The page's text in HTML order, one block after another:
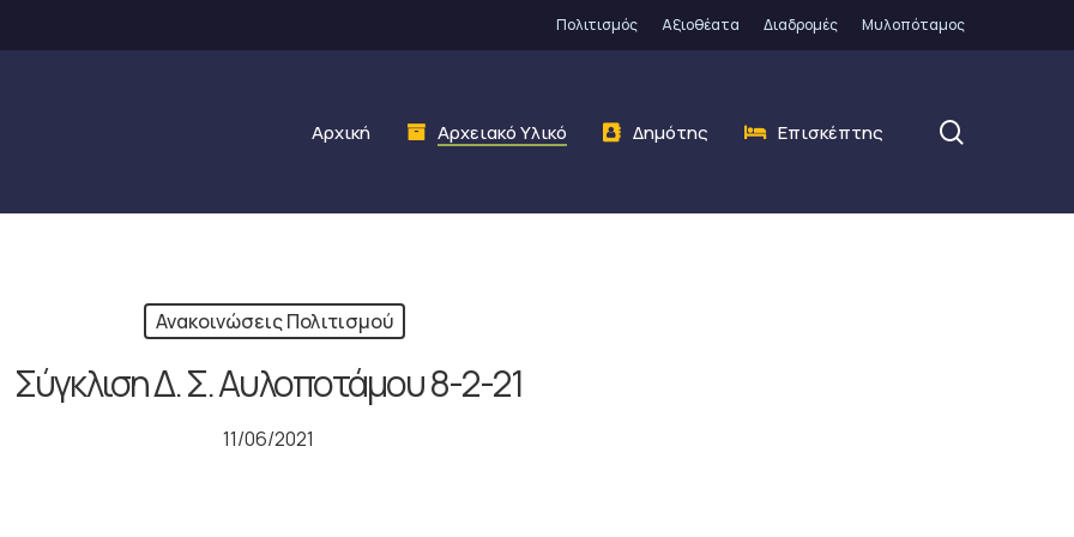
Πολιτισμός Αξιοθέατα Διαδρομές Μυλοπόταμος
Αρχική Αρχειακό Υλικό Δημότης Επισκέπτης
Ανακοινώσεις Πολιτισμού
Σύγκλιση Δ. Σ. Αυλοποτάμου 8-2-21
11/06/2021